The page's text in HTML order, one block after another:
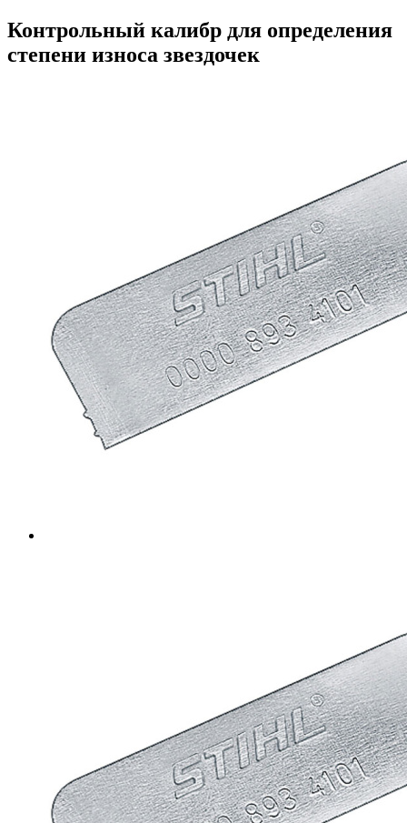
Контрольный калибр для определения
степени износа звездочек